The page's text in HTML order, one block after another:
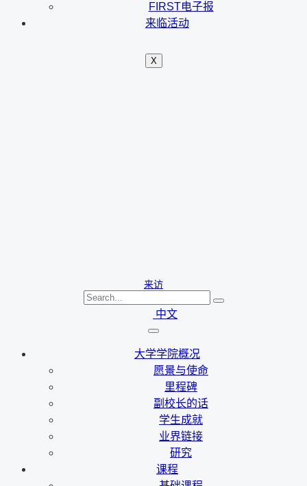
FIRST电子报
来临活动
X
来访
中文
大学学院概况
愿景与使命
里程碑
副校长的话
学生成就
业界链接
研究
课程